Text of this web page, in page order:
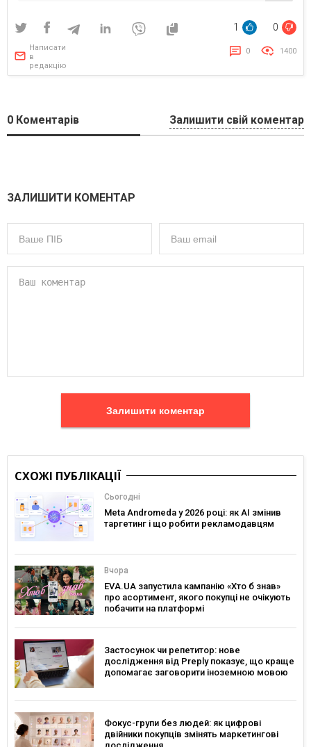
1 0
Написати
в
редакцію
0 1400
0 Коментарів Залишити свій коментар
ЗАЛИШИТИ КОМЕНТАР
Залишити коментар
СХОЖІ ПУБЛІКАЦІЇ
Сьогодні
Meta Andromeda у 2026 році: як AI змінив
таргетинг і що робити рекламодавцям
Вчора
EVA.UA запустила кампанію «Хто б знав»
про асортимент, якого покупці не очікують
побачити на платформі
Застосунок чи репетитор: нове
дослідження від Preply показує, що краще
допомагає заговорити іноземною мовою
Фокус-групи без людей: як цифрові
двійники покупців змінять маркетингові